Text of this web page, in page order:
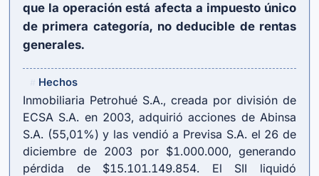
que la operación está afecta a impuesto único
de primera categoría, no deducible de rentas
generales.
Hechos
Inmobiliaria Petrohué S.A., creada por división de
ECSA S.A. en 2003, adquirió acciones de Abinsa
S.A. (55,01%) y las vendió a Previsa S.A. el 26 de
diciembre de 2003 por $1.000.000, generando
pérdida de $15.101.149.854. El SII liquidó